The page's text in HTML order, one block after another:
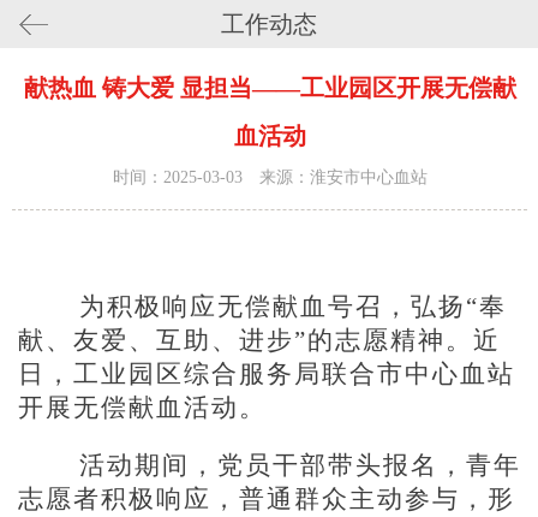
工作动态
献热血 铸大爱 显担当——工业园区开展无偿献
血活动
时间：2025-03-03 来源：淮安市中心血站
为积极响应无偿献血号召，弘扬“奉
献、友爱、互助、进步”的志愿精神。近
日，工业园区综合服务局联合市中心血站
开展无偿献血活动。
活动期间，党员干部带头报名，青年
志愿者积极响应，普通群众主动参与，形